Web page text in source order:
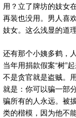
用？立了牌坊的妓女
再装也没用。男人喜
妓女。这么浅显的道
还有那个小姨多鹤，
当年用捐款假案“树”
不是贪官就是盗贼。
就是：你可以骗一部
骗所有的人永远。被
类的楷模，因为他不